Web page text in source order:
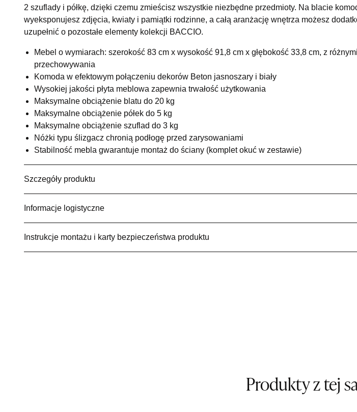
2 szuflady i półkę, dzięki czemu zmieścisz wszystkie niezbędne przedmioty. Na blacie
wyeksponujesz zdjęcia, kwiaty i pamiątki rodzinne, a całą aranżację wnętrza możesz
uzupełnić o pozostałe elementy kolekcji BACCIO.
Mebel o wymiarach: szerokość 83 cm x wysokość 91,8 cm x głębokość 33,8 cm, z
przechowywania
Komoda w efektowym połączeniu dekorów Beton jasnoszary i biały
Wysokiej jakości płyta meblowa zapewnia trwałość użytkowania
Maksymalne obciążenie blatu do 20 kg
Maksymalne obciążenie półek do 5 kg
Maksymalne obciążenie szuflad do 3 kg
Nóżki typu ślizgacz chronią podłogę przed zarysowaniami
Stabilność mebla gwarantuje montaż do ściany (komplet okuć w zestawie)
Szczegóły produktu
Informacje logistyczne
Instrukcje montażu i karty bezpieczeństwa produktu
Produkty z tej